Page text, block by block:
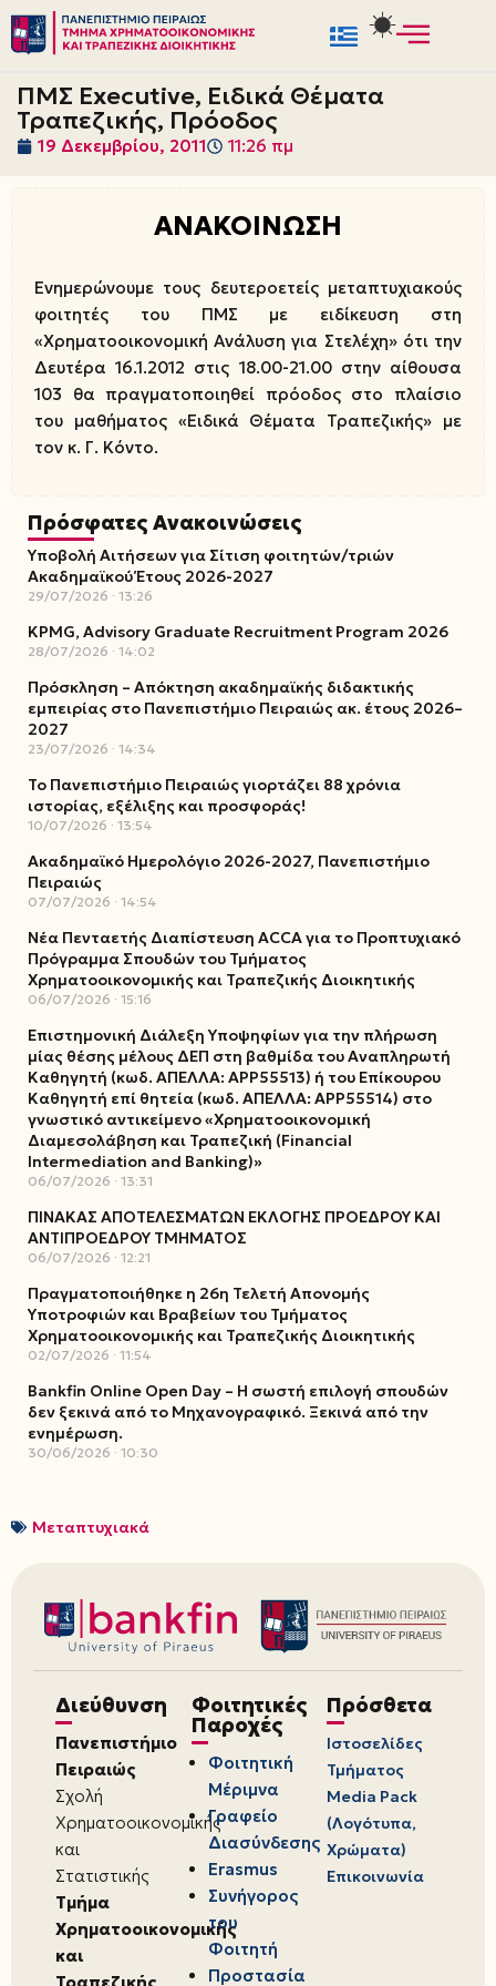
Μεταπηδήστε
στο
περιεχόμενο
ΠΜΣ Executive, Ειδικά Θέματα
Τραπεζικής, Πρόοδος
19 Δεκεμβρίου, 2011 11:26 πμ
ΑΝΑΚΟΙΝΩΣΗ
Ενημερώνουμε τους δευτεροετείς μεταπτυχιακούς
φοιτητές του ΠΜΣ με ειδίκευση στη
«Χρηματοοικονομική Ανάλυση για Στελέχη» ότι την
Δευτέρα 16.1.2012 στις 18.00-21.00 στην αίθουσα
103 θα πραγματοποιηθεί πρόοδος στο πλαίσιο
του μαθήματος «Ειδικά Θέματα Τραπεζικής» με
τον κ. Γ. Κόντο.
Πρόσφατες Ανακοινώσεις
Υποβολή Αιτήσεων για Σίτιση φοιτητών/τριών
Ακαδημαϊκού Έτους 2026-2027
29/07/2026 13:26
KPMG, Advisory Graduate Recruitment Program 2026
28/07/2026 14:02
Πρόσκληση – Απόκτηση ακαδημαϊκής διδακτικής
εμπειρίας στο Πανεπιστήμιο Πειραιώς ακ. έτους 2026–
2027
23/07/2026 14:34
Το Πανεπιστήμιο Πειραιώς γιορτάζει 88 χρόνια
ιστορίας, εξέλιξης και προσφοράς!
10/07/2026 13:54
Ακαδημαϊκό Ημερολόγιο 2026-2027, Πανεπιστήμιο
Πειραιώς
07/07/2026 14:54
Νέα Πενταετής Διαπίστευση ACCA για το Προπτυχιακό
Πρόγραμμα Σπουδών του Τμήματος
Χρηματοοικονομικής και Τραπεζικής Διοικητικής
06/07/2026 15:16
Επιστημονική Διάλεξη Υποψηφίων για την πλήρωση
μίας θέσης μέλους ΔΕΠ στη βαθμίδα του Αναπληρωτή
Καθηγητή (κωδ. ΑΠΕΛΛΑ: ΑΡΡ55513) ή του Επίκουρου
Καθηγητή επί θητεία (κωδ. ΑΠΕΛΛΑ: ΑΡΡ55514) στο
γνωστικό αντικείμενο «Χρηματοοικονομική
Διαμεσολάβηση και Τραπεζική (Financial
Intermediation and Banking)»
06/07/2026 13:31
ΠΙΝΑΚΑΣ ΑΠΟΤΕΛΕΣΜΑΤΩΝ ΕΚΛΟΓΗΣ ΠΡΟΕΔΡΟΥ ΚΑΙ
ΑΝΤΙΠΡΟΕΔΡΟΥ ΤΜΗΜΑΤΟΣ
06/07/2026 12:21
Πραγματοποιήθηκε η 26η Τελετή Απονομής
Υποτροφιών και Βραβείων του Τμήματος
Χρηματοοικονομικής και Τραπεζικής Διοικητικής
02/07/2026 11:54
Bankfin Online Open Day – Η σωστή επιλογή σπουδών
δεν ξεκινά από το Μηχανογραφικό. Ξεκινά από την
ενημέρωση.
30/06/2026 10:30
Μεταπτυχιακά
Διεύθυνση
Πανεπιστήμιο
Πειραιώς
Σχολή
Χρηματοοικονομικής
και
Στατιστικής
Τμήμα
Χρηματοοικονομικής
και
Φοιτητικές
Παροχές
Φοιτητική
Μέριμνα
Γραφείο
Διασύνδεσης
Erasmus
Συνήγορος
του
Φοιτητή
Προστασία
Πρόσθετα
Ιστοσελίδες
Τμήματος
Media Pack
(Λογότυπα,
Χρώματα)
Επικοινωνία